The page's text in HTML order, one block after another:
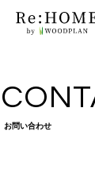
CON T
お問 い 合 わ せ